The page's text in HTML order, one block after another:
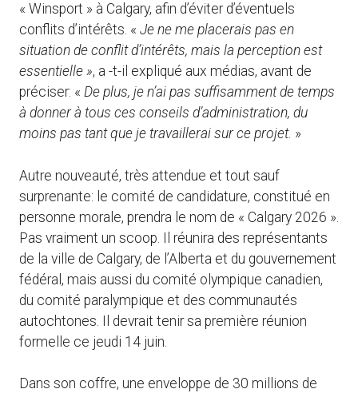
« Winsport » à Calgary, afin d’éviter d’éventuels
conflits d’intérêts. « Je ne me placerais pas en
situation de conflit d’intérêts, mais la perception est
essentielle », a -t-il expliqué aux médias, avant de
préciser: « De plus, je n’ai pas suffisamment de temps
à donner à tous ces conseils d’administration, du
moins pas tant que je travaillerai sur ce projet. »
Autre nouveauté, très attendue et tout sauf
surprenante: le comité de candidature, constitué en
personne morale, prendra le nom de « Calgary 2026 ».
Pas vraiment un scoop. Il réunira des représentants
de la ville de Calgary, de l’Alberta et du gouvernement
fédéral, mais aussi du comité olympique canadien,
du comité paralympique et des communautés
autochtones. Il devrait tenir sa première réunion
formelle ce jeudi 14 juin.
Dans son coffre, une enveloppe de 30 millions de